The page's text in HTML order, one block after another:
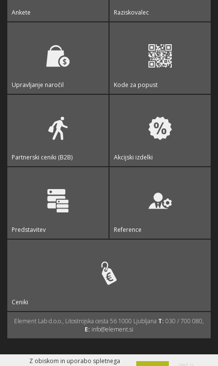
Ankete Raziskovalec
Upravljanje naročil Kode za popust
Partnerski ceniki (B2B) Akcijski izdelki
Predstavitev Reference
Ceniki
Element Lab d.o.o., Litostrojska cesta 56 1000 Ljubljana T: 030 / 700 080,
E: info@element.si
Izdelava spletne trgovine
Z obiskom in uporabo spletnega